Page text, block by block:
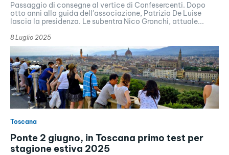
Passaggio di consegne al vertice di Confesercenti. Dopo
otto anni alla guida dell'associazione, Patrizia De Luise
lascia la presidenza. Le subentra Nico Gronchi, attuale...
8 Luglio 2025
Toscana
Ponte 2 giugno, in Toscana primo test per
stagione estiva 2025